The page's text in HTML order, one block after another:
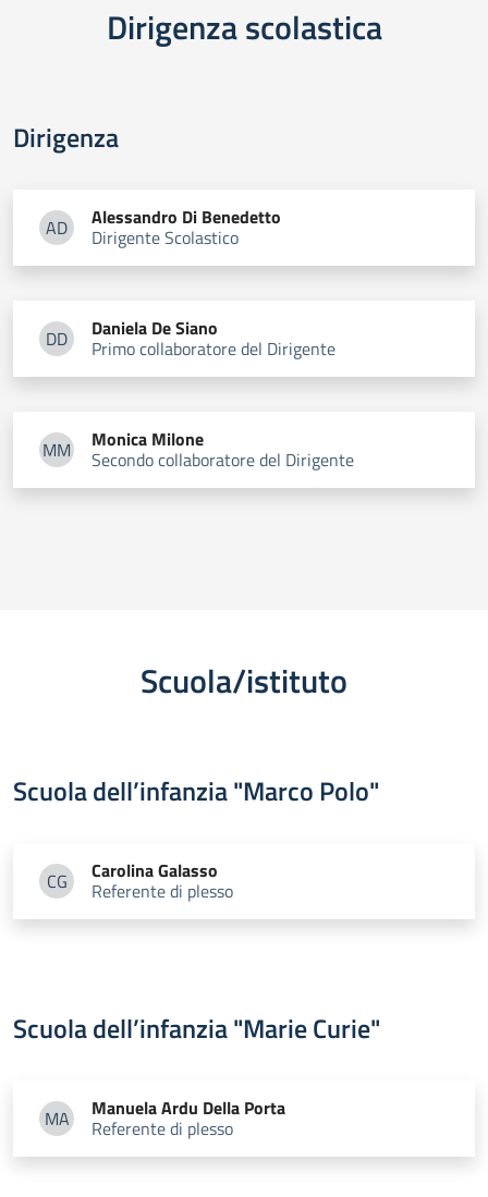
Dirigenza scolastica
Dirigenza
ADAlessandro Di Benedetto
Alessandro Di Benedetto
Dirigente Scolastico
DDDaniela De Siano
Daniela De Siano
Primo collaboratore del Dirigente
MMMonica Milone
Monica Milone
Secondo collaboratore del Dirigente
Scuola/istituto
Scuola dell’infanzia "Marco Polo"
CGCarolina Galasso
CarolinaGalasso
Referente di plesso
Scuola dell’infanzia "Marie Curie"
MAManuela Ardu Della Porta
ManuelaArdu Della Porta
Referente di plesso